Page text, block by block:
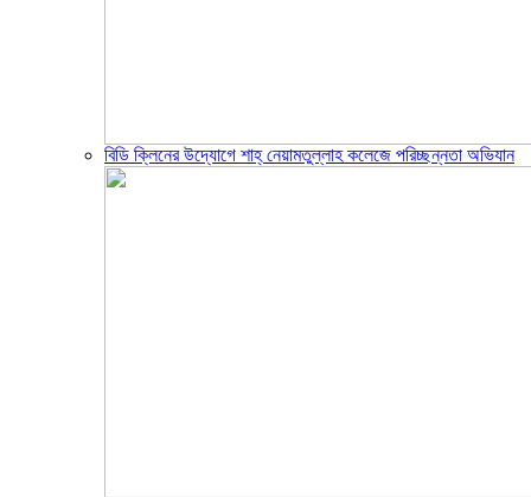
বিডি ক্লিনের উদ্যোগে শাহ্ নেয়ামতুল্লাহ কলেজে পরিচ্ছন্নতা অভিযান